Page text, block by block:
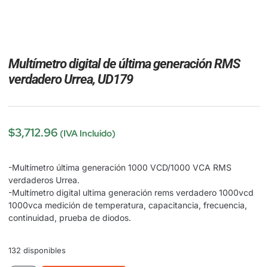
Multímetro digital de última generación RMS
verdadero Urrea, UD179
$3,712.96 (IVA Incluido)
-Multímetro última generación 1000 VCD/1000 VCA RMS
verdaderos Urrea.
-Multímetro digital ultima generación rems verdadero 1000vcd
1000vca medición de temperatura, capacitancia, frecuencia,
continuidad, prueba de diodos.
132 disponibles